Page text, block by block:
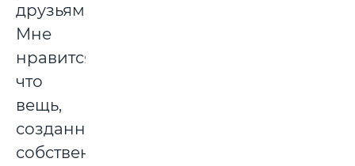
друзьям.
Мне
нравится,
что
вещь,
созданная
собственноручно,